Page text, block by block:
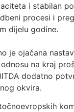
i stabilan
procesi i
dijelu godine.
je ojačana
na kraj
dodatno
okvira.